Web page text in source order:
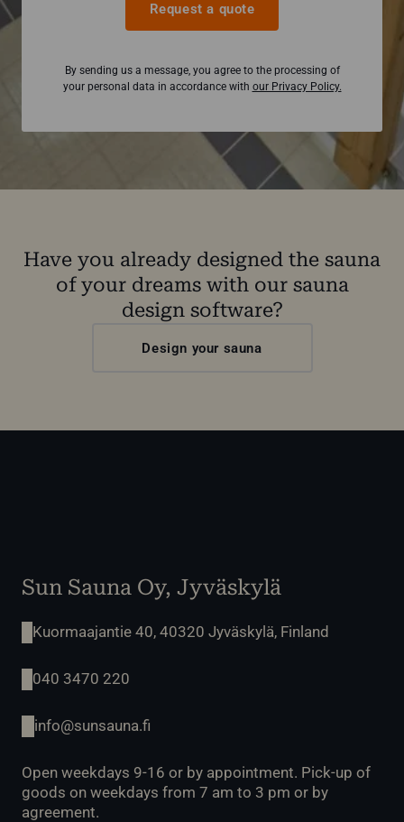
Request a quote
By sending us a message, you agree to the processing of
your personal data in accordance with our Privacy Policy.
Have you already designed the sauna
of your dreams with our sauna
design software?
Design your sauna
Sun Sauna Oy, Jyväskylä
Kuormaajantie 40, 40320 Jyväskylä, Finland
040 3470 220
info@sunsauna.fi
Open weekdays 9-16 or by appointment. Pick-up of
goods on weekdays from 7 am to 3 pm or by
agreement.